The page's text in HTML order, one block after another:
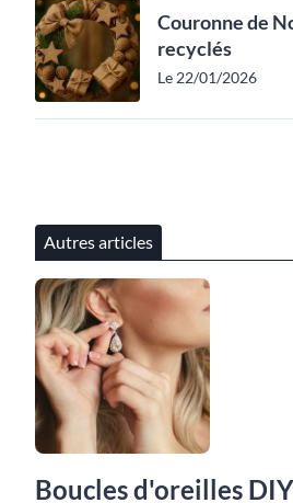
Couronne de
recyclés
Le 22/01/2026
Autres articles
Boucles d'oreilles